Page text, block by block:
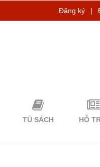
Đăng ký |
TỦ SÁCH HỖ